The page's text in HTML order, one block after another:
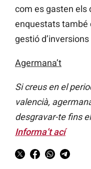
com es gasten els
enquestats també
gestió
Agermana’t
Si creus en el
valencià,
desgravar-te fins
Informa’t ací